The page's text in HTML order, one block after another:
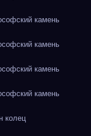
камень
камень
камень
камень
колец